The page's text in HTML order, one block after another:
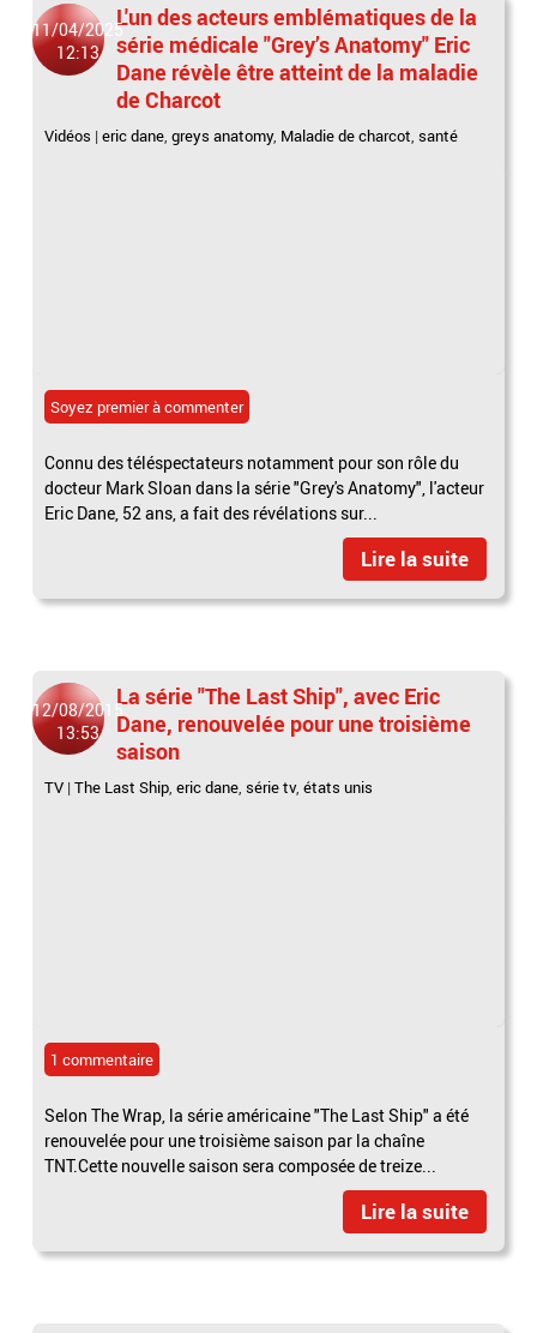
11/04/2025
12:13
L'un des acteurs emblématiques de la
série médicale "Grey’s Anatomy" Eric
Dane révèle être atteint de la maladie
de Charcot
Vidéos |eric dane ,greys anatomy, Maladie de charcot ,santé
Soyez premier à commenter
Connu des téléspectateurs notamment pour son rôle du
docteur Mark Sloan dans la série "Grey's Anatomy", l'acteur
Eric Dane, 52 ans, a fait des révélations sur...
Lire la suite
12/08/2015
13:53
La série "The Last Ship", avec Eric
Dane, renouvelée pour une troisième
saison
TV |The Last Ship,eric dane,série tv,états unis
1 commentaire
Selon The Wrap, la série américaine "The Last Ship" a été
renouvelée pour une troisième saison par la chaîne
TNT.Cette nouvelle saison sera composée de treize...
Lire la suite